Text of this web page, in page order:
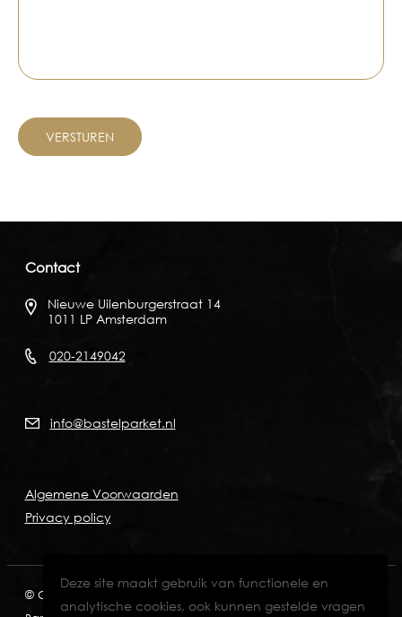
Deze site maakt gebruik van functionele en
analytische cookies, ook kunnen gestelde vragen
Contact
Nieuwe Uilenburgerstraat 14
1011 LP Amsterdam
020-2149042
info@bastelparket.nl
Algemene Voorwaarden
Privacy policy
© Copyright 2026 KVK: 60772697